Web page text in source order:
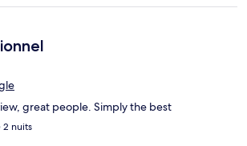
great people. Simply the best
2 nuits